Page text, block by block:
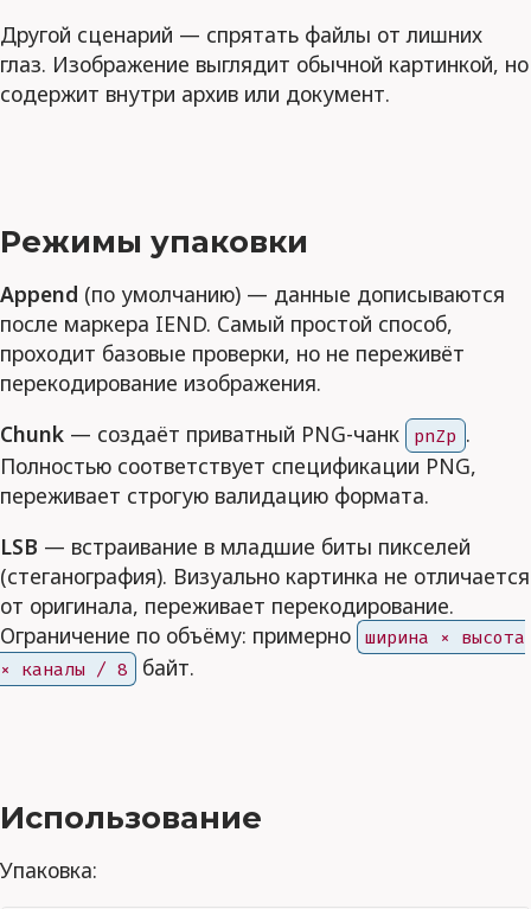
Другой сценарий — спрятать файлы от лишних
глаз. Изображение выглядит обычной картинкой, но
содержит внутри архив или документ.
Режимы упаковки
Append (по умолчанию) — данные дописываются
после маркера IEND. Самый простой способ,
проходит базовые проверки, но не переживёт
перекодирование изображения.
Chunk — создаёт приватный PNG-чанк pnZp .
Полностью соответствует спецификации PNG,
переживает строгую валидацию формата.
LSB — встраивание в младшие биты пикселей
(стеганография). Визуально картинка не отличается
от оригинала, переживает перекодирование.
Ограничение по объёму: примерно
ширина × высота
× каналы / 8
байт.
Использование
Упаковка: